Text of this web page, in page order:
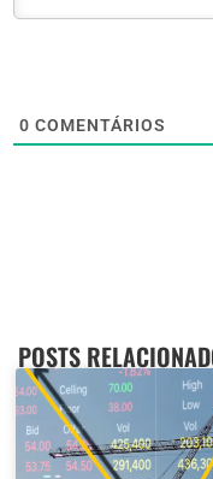
0 COMENTÁRIOS
POSTS